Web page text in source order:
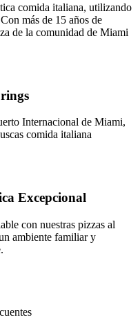
comida italiana, utilizando
más de 15 años de
de la comunidad de Miami
Internacional de Miami,
comida italiana
Excepcional
con nuestras pizzas al
ambiente familiar y